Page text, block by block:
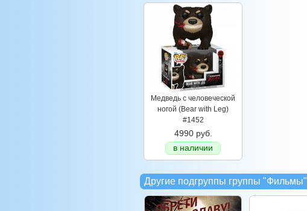
Медведь с человеческой
ногой (Bear with Leg)
#1452
4990 руб.
в наличии
Другие подгруппы группы "Фильмы"